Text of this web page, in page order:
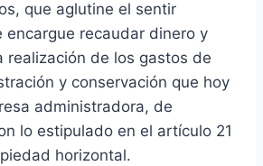
que aglutine el sentir
encargue recaudar dinero y
realización de los gastos de
y conservación que hoy
administradora, de
lo estipulado en el artículo 21
horizontal.